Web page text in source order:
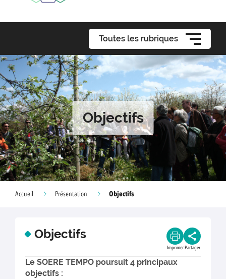
Toutes les rubriques
Objectifs
Accueil Présentation Objectifs
Objectifs
Imprimer Partager
Le SOERE TEMPO poursuit 4 principaux
objectifs :